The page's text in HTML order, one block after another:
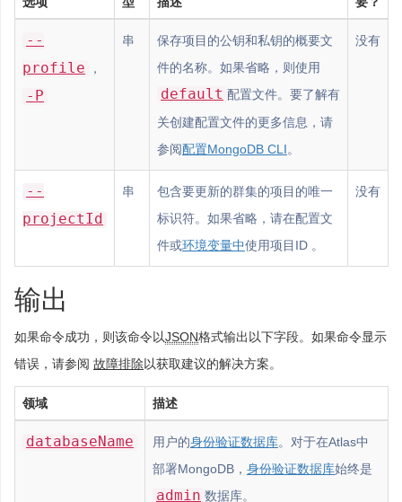
--
profile
，
-P
串
保存项目的公钥和私钥的概要文
件的名称。如果省略，则使用
default 配置文件。要了解有
关创建配置文件的更多信息，请
参阅配置MongoDB CLI。
没有
--
projectId
串
包含要更新的群集的项目的唯一
标识符。如果省略，请在配置文
件或环境变量中使用项目ID 。
没有
输出
如果命令成功，则该命令以JSON格式输出以下字段。如果命令显示
错误，请参阅 故障排除以获取建议的解决方案。
领域 描述
databaseName 用户的身份验证数据库。对于在Atlas中
部署MongoDB， 身份验证数据库始终是
admin 数据库。